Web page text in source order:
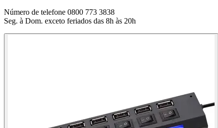
Número de telefone 0800 773 3838
Seg. à Dom. exceto feriados das 8h às 20h